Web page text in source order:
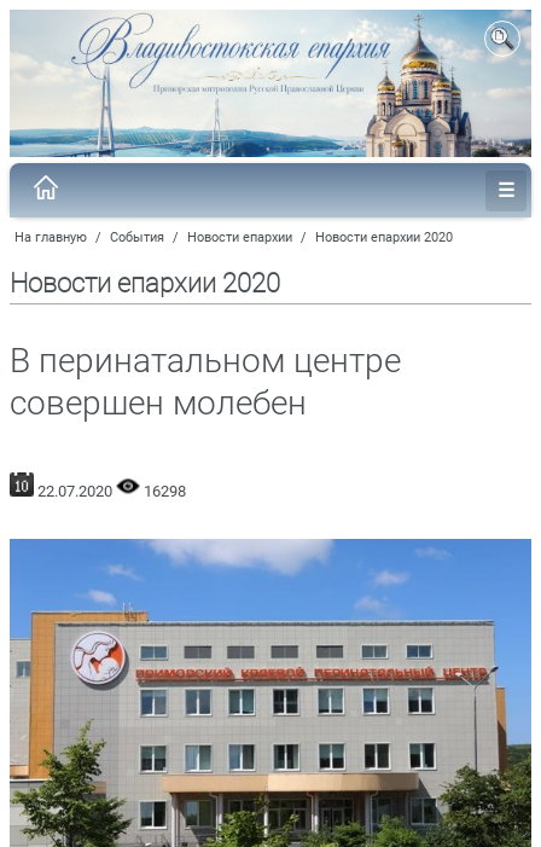
На главную / События / Новости епархии / Новости епархии 2020
Новости епархии 2020
В перинатальном центре
совершен молебен
22.07.2020 16298